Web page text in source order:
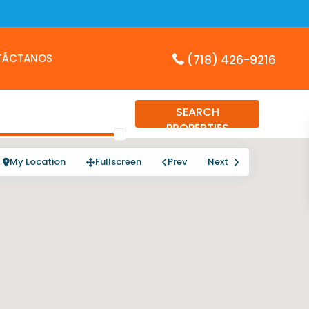
(718) 426-9216
SEARCH
PROPERTIES
My Location Fullscreen Prev Next